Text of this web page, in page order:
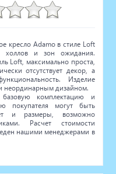
кресло Adamo в стиле Loft
холлов и зон ожидания.
Loft, максимально проста,
отсутствует декор, а
Изделие
неординарным дизайном.
комплектацию и
покупателя могут быть
и размеры, возможно
Расчет стоимости
нашими менеджерами в